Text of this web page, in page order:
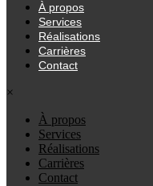
À propos
Services
Réalisations
Carrières
Contact
×
À propos
Services
Réalisations
Carrières
Contact